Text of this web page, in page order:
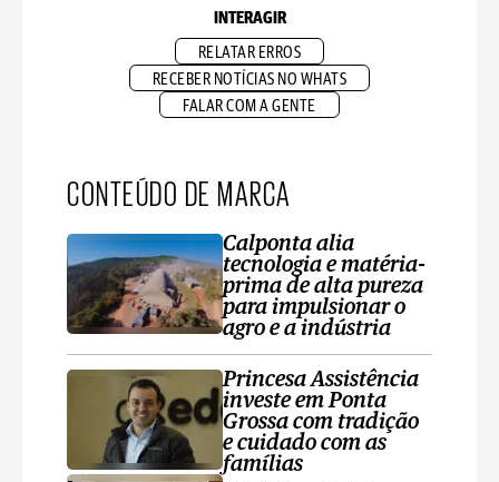
INTERAGIR
RELATAR ERROS
RECEBER NOTÍCIAS NO WHATS
FALAR COM A GENTE
CONTEÚDO DE MARCA
Calponta alia
tecnologia e matéria-
prima de alta pureza
para impulsionar o
agro e a indústria
Princesa Assistência
investe em Ponta
Grossa com tradição
e cuidado com as
famílias